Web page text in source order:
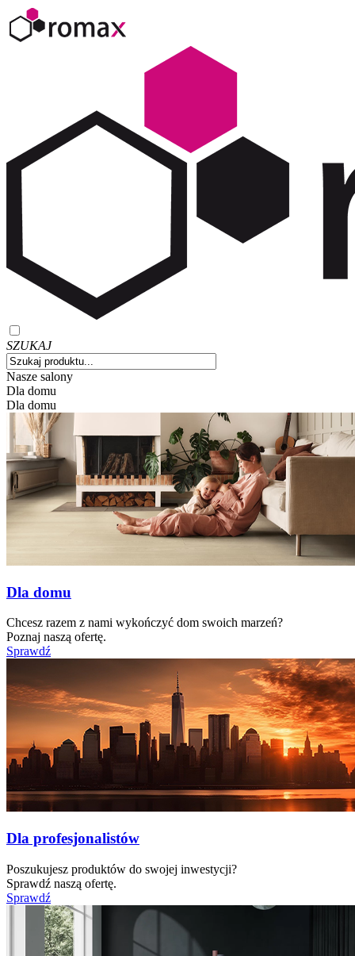
SZUKAJ
Nasze salony
Dla domu
Dla domu
Dla domu
Chcesz razem z nami wykończyć dom swoich marzeń?
Poznaj naszą ofertę.
Sprawdź
Dla profesjonalistów
Poszukujesz produktów do swojej inwestycji?
Sprawdź naszą ofertę.
Sprawdź